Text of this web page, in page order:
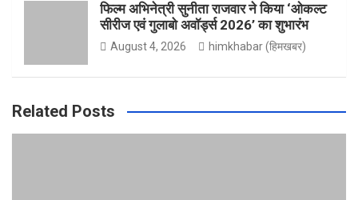
फिल्म अभिनेत्री सुनीता राजवार ने किया ‘ओकल्ट
सीरीज एवं गुलाबो अवॉर्ड्स 2026’ का शुभारंभ
August 4, 2026 himkhabar (हिमखबर)
Related Posts